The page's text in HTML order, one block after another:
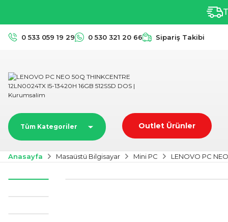
0 533 059 19 29 0 530 321 20 66 Sipariş Takibi
Tüm Kategoriler Outlet Ürünler
Anasayfa Masaüstü Bilgisayar Mini PC LENOVO PC